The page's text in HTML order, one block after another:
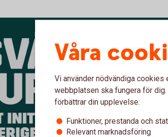
Våra
Vi använder nödvändiga
webbplatsen ska fungera för
förbättrar din upplevelse:
Funktioner, prestanda och
Relevant marknadsföring